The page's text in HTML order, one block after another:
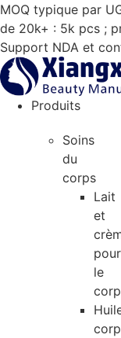
Aller
au
contenu
MOQ typique par
de 20k+ : 5k pcs ;
Support NDA et
Produits
Soins
du
corps
Lait
et
pour
le